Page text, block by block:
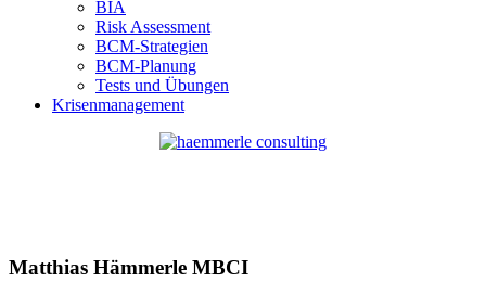
BIA
Risk Assessment
BCM-Strategien
BCM-Planung
Tests und Übungen
Krisenmanagement
Matthias Hämmerle MBCI